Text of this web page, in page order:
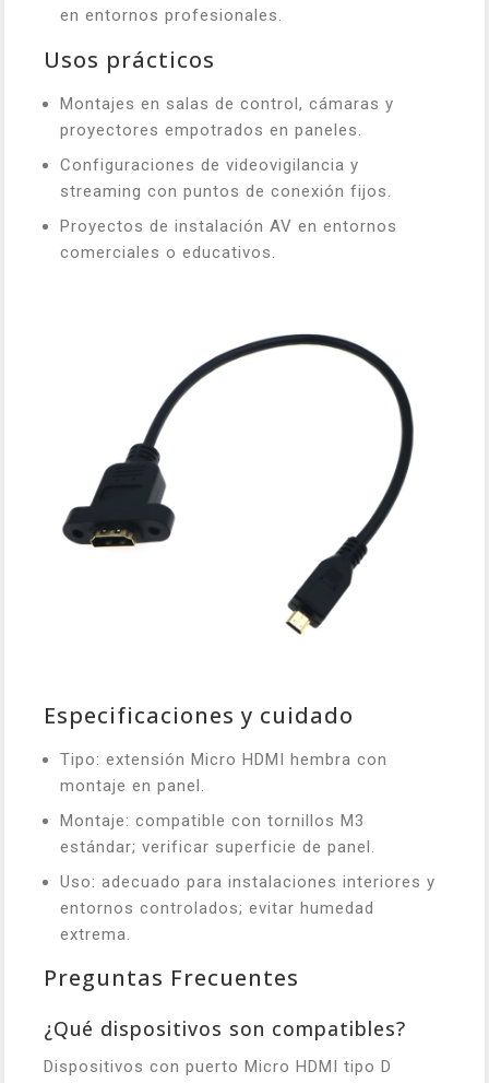
en entornos profesionales.
Usos prácticos
Montajes en salas de control, cámaras y
proyectores empotrados en paneles.
Configuraciones de videovigilancia y
streaming con puntos de conexión fijos.
Proyectos de instalación AV en entornos
comerciales o educativos.
Especificaciones y cuidado
Tipo: extensión Micro HDMI hembra con
montaje en panel.
Montaje: compatible con tornillos M3
estándar; verificar superficie de panel.
Uso: adecuado para instalaciones interiores y
entornos controlados; evitar humedad
extrema.
Preguntas Frecuentes
¿Qué dispositivos son compatibles?
Dispositivos con puerto Micro HDMI tipo D